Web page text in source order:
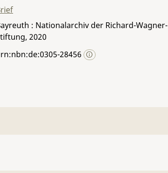
: Nationalarchiv der Richard-Wagner-
2020
28456